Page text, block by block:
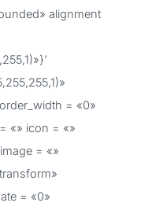
alignment
= «0»
«» icon = «»
= «»
= «0»